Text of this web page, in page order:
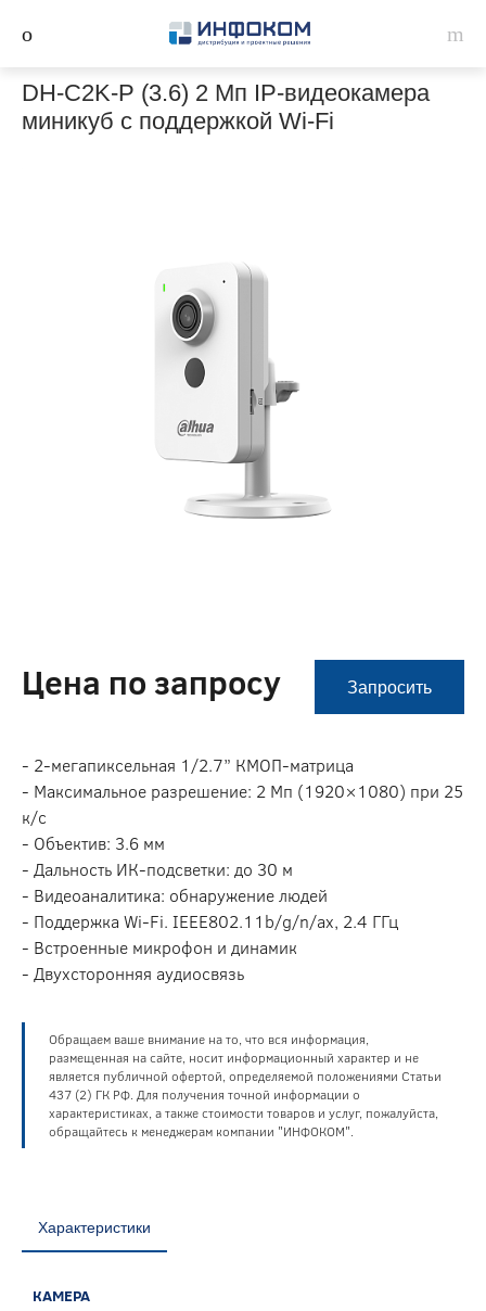
DH-C2K-P (3.6) 2 Мп IP-видеокамера
миникуб с поддержкой Wi-Fi
Цена по запросу Запросить
- 2-мегапиксельная 1/2.7” КМОП-матрица
- Максимальное разрешение: 2 Мп (1920×1080) при 25
к/с
- Объектив: 3.6 мм
- Дальность ИК-подсветки: до 30 м
- Видеоаналитика: обнаружение людей
- Поддержка Wi-Fi. IEEE802.11b/g/n/ax, 2.4 ГГц
- Встроенные микрофон и динамик
- Двухсторонняя аудиосвязь
Обращаем ваше внимание на то, что вся информация,
размещенная на сайте, носит информационный характер и не
является публичной офертой, определяемой положениями Статьи
437 (2) ГК РФ. Для получения точной информации о
характеристиках, а также стоимости товаров и услуг, пожалуйста,
обращайтесь к менеджерам компании "ИНФОКОМ".
Характеристики
КАМЕРА